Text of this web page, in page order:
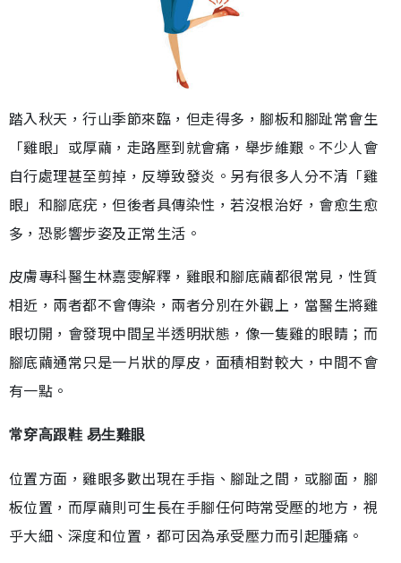
踏入秋天，行山季節來臨，但走得多，腳板和腳趾常會生
「雞眼」或厚繭，走路壓到就會痛，舉步維艱。不少人會
自行處理甚至剪掉，反導致發炎。另有很多人分不清「雞
眼」和腳底疣，但後者具傳染性，若沒根治好，會愈生愈
多，恐影響步姿及正常生活。
皮膚專科醫生林嘉雯解釋，雞眼和腳底繭都很常見，性質
相近，兩者都不會傳染，兩者分別在外觀上，當醫生將雞
眼切開，會發現中間呈半透明狀態，像一隻雞的眼睛；而
腳底繭通常只是一片狀的厚皮，面積相對較大，中間不會
有一點。
常穿高跟鞋 易生雞眼
位置方面，雞眼多數出現在手指、腳趾之間，或腳面，腳
板位置，而厚繭則可生長在手腳任何時常受壓的地方，視
乎大細、深度和位置，都可因為承受壓力而引起腫痛。